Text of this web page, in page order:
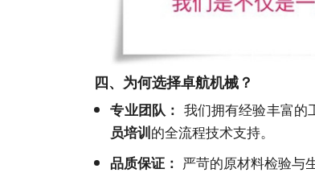
四、为何选择卓航机械？
专业团队： 我们拥有经验丰富的
员培训的全流程技术支持。
品质保证： 严苛的原材料检验与